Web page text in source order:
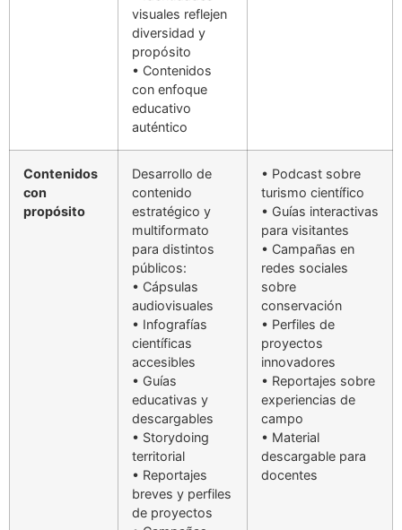
visuales reflejen
diversidad y
propósito
• Contenidos
con enfoque
educativo
auténtico
Contenidos
con
propósito
Desarrollo de
contenido
estratégico y
multiformato
para distintos
públicos:
• Cápsulas
audiovisuales
• Infografías
científicas
accesibles
• Guías
educativas y
descargables
• Storydoing
territorial
• Reportajes
breves y perfiles
de proyectos
• Podcast sobre
turismo científico
• Guías interactivas
para visitantes
• Campañas en
redes sociales
sobre
conservación
• Perfiles de
proyectos
innovadores
• Reportajes sobre
experiencias de
campo
• Material
descargable para
docentes